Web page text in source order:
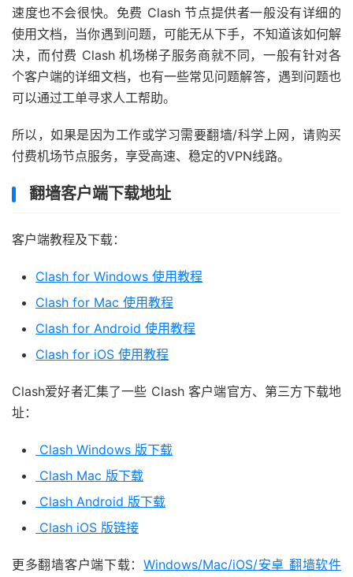
速度也不会很快。免费 Clash 节点提供者一般没有详细的
使用文档，当你遇到问题，可能无从下手，不知道该如何解
决，而付费 Clash 机场梯子服务商就不同，一般有针对各
个客户端的详细文档，也有一些常见问题解答，遇到问题也
可以通过工单寻求人工帮助。
所以，如果是因为工作或学习需要翻墙/科学上网，请购买
付费机场节点服务，享受高速、稳定的VPN线路。
翻墙客户端下载地址
客户端教程及下载：
Clash for Windows 使用教程
Clash for Mac 使用教程
Clash for Android 使用教程
Clash for iOS 使用教程
Clash爱好者汇集了一些 Clash 客户端官方、第三方下载地
址：
Clash Windows 版下载
Clash Mac 版下载
Clash Android 版下载
Clash iOS 版链接
更多翻墙客户端下载：Windows/Mac/iOS/安卓 翻墙软件